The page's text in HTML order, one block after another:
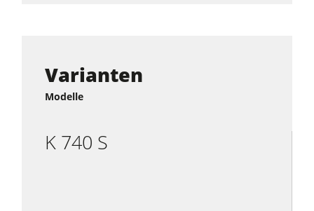
Varianten
Modelle
K 740 S